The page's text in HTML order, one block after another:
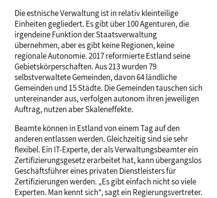
Die estnische Verwaltung ist in relativ kleinteilige
Einheiten gegliedert. Es gibt über 100 Agenturen, die
irgendeine Funktion der Staatsverwaltung
übernehmen, aber es gibt keine Regionen, keine
regionale Autonomie. 2017 reformierte Estland seine
Gebietskörperschaften. Aus 213 wurden 79
selbstverwaltete Gemeinden, davon 64 ländliche
Gemeinden und 15 Städte. Die Gemeinden tauschen sich
untereinander aus, verfolgen autonom ihren jeweiligen
Auftrag, nutzen aber Skaleneffekte.
Beamte können in Estland von einem Tag auf den
anderen entlassen werden. Gleichzeitig sind sie sehr
flexibel. Ein IT-Experte, der als Verwaltungsbeamter ein
Zertifizierungsgesetz erarbeitet hat, kann übergangslos
Geschäftsführer eines privaten Dienstleisters für
Zertifizierungen werden. „Es gibt einfach nicht so viele
Experten. Man kennt sich“, sagt ein Regierungsvertreter.